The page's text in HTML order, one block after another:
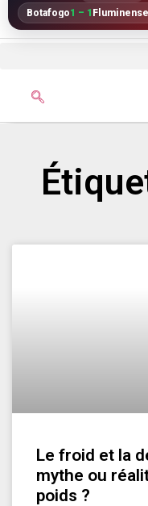
Botafogo1 – 1 Fluminense
Le froid et la
mythe ou
poids ?